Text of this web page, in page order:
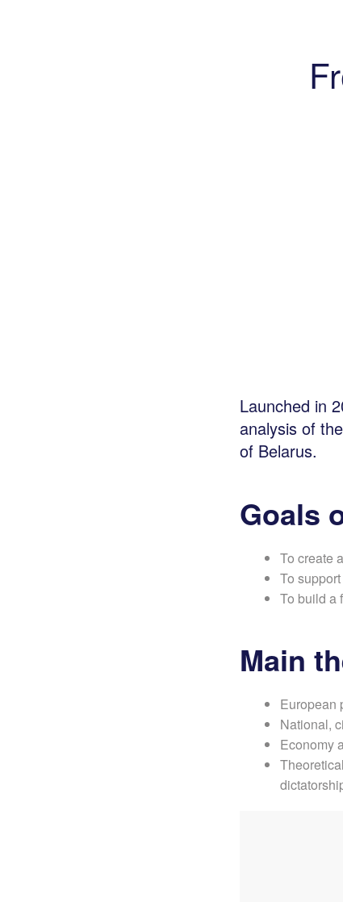
Launched in
analysis of
of Belarus.
Goals
To create
To
To build a
Main
European
National,
Economy